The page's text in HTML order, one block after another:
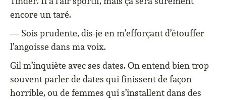
encore un taré.
— Sois prudente, dis-je en m’efforçant d’étouffer
l’angoisse dans ma voix.
Gil m’inquiète avec ses dates. On entend bien trop
souvent parler de dates qui finissent de façon
horrible, ou de femmes qui s’installent dans des